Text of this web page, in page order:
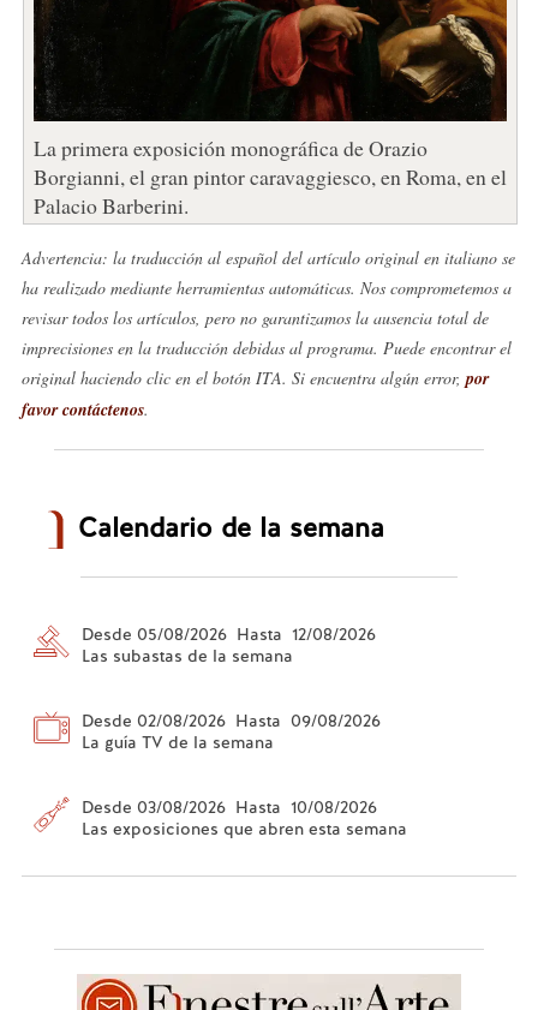
La primera exposición monográfica de Orazio
Borgianni, el gran pintor caravaggiesco, en Roma, en el
Palacio Barberini.
Advertencia: la traducción al español del artículo original en italiano se
ha realizado mediante herramientas automáticas. Nos comprometemos a
revisar todos los artículos, pero no garantizamos la ausencia total de
imprecisiones en la traducción debidas al programa. Puede encontrar el
original haciendo clic en el botón ITA. Si encuentra algún error, por
favor contáctenos.
Calendario de la semana
Desde 05/08/2026 Hasta 12/08/2026
Las subastas de la semana
Desde 02/08/2026 Hasta 09/08/2026
La guía TV de la semana
Desde 03/08/2026 Hasta 10/08/2026
Las exposiciones que abren esta semana